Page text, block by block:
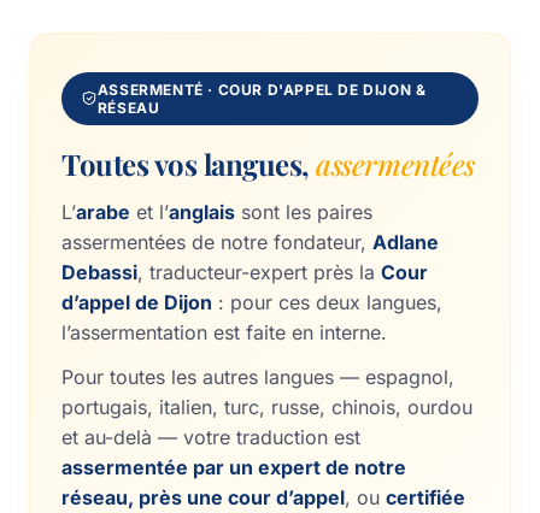
ASSERMENTÉ · COUR D'APPEL DE DIJON &
RÉSEAU
Toutes vos langues,assermentées
L’arabe et l’anglais sont les paires
assermentées de notre fondateur, Adlane
Debassi, traducteur-expert près la Cour
d’appel de Dijon : pour ces deux langues,
l’assermentation est faite en interne.
Pour toutes les autres langues — espagnol,
portugais, italien, turc, russe, chinois, ourdou
et au-delà — votre traduction est
assermentée par un expert de notre
réseau, près une cour d’appel, ou certifiée